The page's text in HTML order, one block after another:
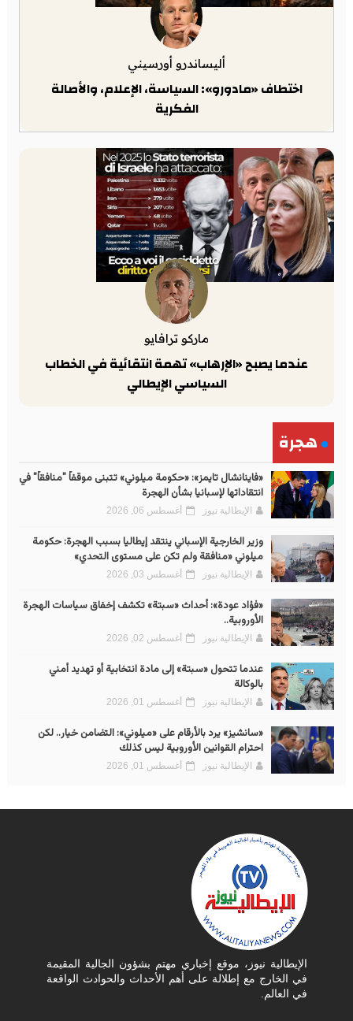
أليساندرو أورسيني
اختطاف «مادورو»: السياسة، الإعلام، والأصالة
الفكرية
ماركو ترافايو
عندما يصبح «الإرهاب» تهمة انتقائية في الخطاب
السياسي الإيطالي
هجرة
«فاينانشال تايمز»: «حكومة ميلوني» تتبنى موقفاً "منافقاً" في
انتقاداتها لإسبانيا بشأن الهجرة
الإيطالية نيوز أغسطس 06, 2026
وزير الخارجية الإسباني ينتقد إيطاليا بسبب الهجرة: حكومة
ميلوني «منافقة ولم تكن على مستوى التحدي»
الإيطالية نيوز أغسطس 03, 2026
«فؤاد عودة»: أحداث «سبتة» تكشف إخفاق سياسات الهجرة
الأوروبية..
الإيطالية نيوز أغسطس 02, 2026
عندما تتحول «سبتة» إلى مادة انتخابية أو تهديد أمني
بالوكالة
الإيطالية نيوز أغسطس 01, 2026
«سانشيز» يرد بالأرقام على «ميلوني»: التضامن خيار.. لكن
احترام القوانين الأوروبية ليس كذلك
الإيطالية نيوز أغسطس 01, 2026
الإيطالية نيوز، موقع إخباري مهتم بشؤون الجالية المقيمة
في الخارج مع إطلالة على أهم الأحداث والحوادث الواقعة
في العالم.